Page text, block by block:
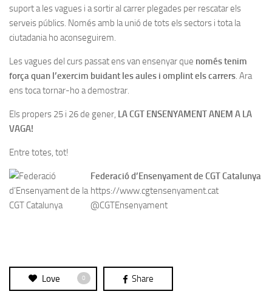
suport a les vagues i a sortir al carrer plegades per rescatar els
serveis públics. Només amb la unió de tots els sectors i tota la
ciutadania ho aconseguirem.
Les vagues del curs passat ens van ensenyar que només tenim
força quan l’exercim buidant les aules i omplint els carrers. Ara
ens toca tornar-ho a demostrar.
Els propers 25 i 26 de gener, LA CGT ENSENYAMENT ANEM A LA
VAGA!
Entre totes, tot!
Federació d’Ensenyament de CGT Catalunya
https://www.cgtensenyament.cat
@CGTEnsenyament
Love 0 Share